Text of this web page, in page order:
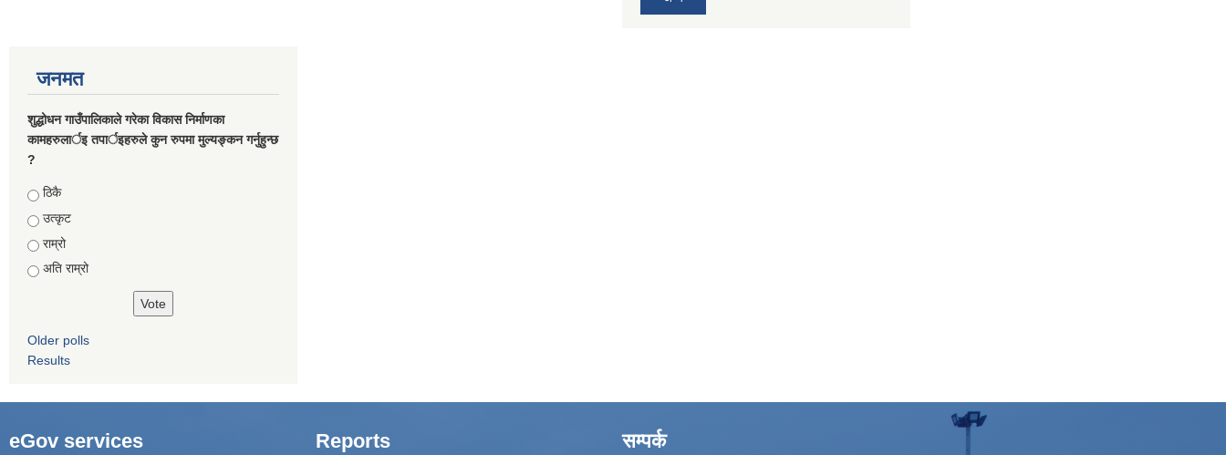
जनमत
शुद्धोधन गाउँपालिकाले गरेका विकास निर्माणका
कामहरुलार्इ तपार्इहरुले कुन रुपमा मुल्यङ्कन गर्नुहुन्छ
?
Choices
ठिकै
उत्कृट
राम्रो
अति राम्रो
Older polls
Results
eGov services Reports सम्पर्क